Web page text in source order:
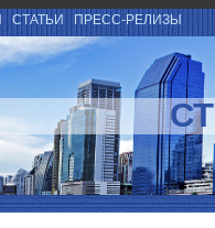
СТАТЬИ ПРЕСС-РЕЛИЗЫ